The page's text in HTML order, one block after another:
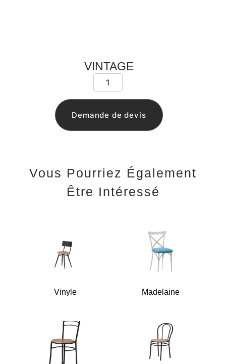
VINTAGE
Demande de devis
Vous Pourriez Également
Être Intéressé
Vinyle Madelaine